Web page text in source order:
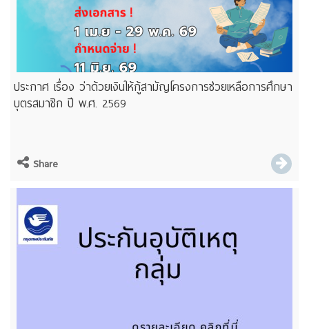
ประกาศ เรื่อง ว่าด้วยเงินให้กู้สามัญโครงการช่วยเหลือการศึกษา
บุตรสมาชิก ปี พ.ศ. 2569
Share